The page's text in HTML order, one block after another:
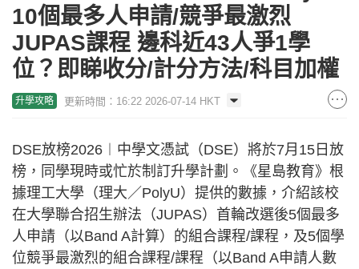
10個最多人申請/競爭最激烈
JUPAS課程 邊科近43人爭1學
位？即睇收分/計分方法/科目加權
升學攻略 更新時間：16:22 2026-07-14 HKT
DSE放榜2026︱中學文憑試（DSE）將於7月15日放
榜，同學現時或忙於制訂升學計劃。《星島教育》根
據理工大學（理大／PolyU）提供的數據，介紹該校
在大學聯合招生辦法（JUPAS）首輪改選後5個最多
人申請（以Band A計算）的組合課程/課程，及5個學
位競爭最激烈的組合課程/課程（以Band A申請人數